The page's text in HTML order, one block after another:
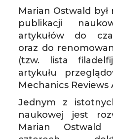
Marian Ostwald
publikacji
artykułów do
oraz do
(tzw. lista
artykułu
Mechanics Reviews
Jednym z
naukowej jest
Marian Ostwald